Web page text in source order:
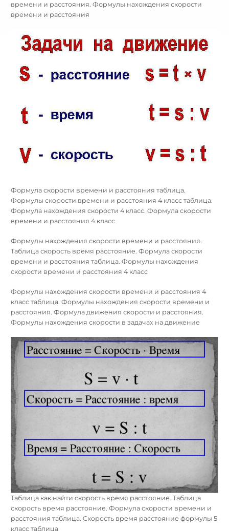
времени и расстояния. Формулы нахождения скорости
времени и расстояния
Формула скорости времени и расстояния таблица.
Формулы скорости времени и расстояния 4 класс таблица.
Формула нахождения скорости 4 класс. Формула скорости
времени и расстояния 4 класс
Формулы нахождения скорости времени и расстояния.
Таблица скорость время расстояние. Формула скорости
времени и расстояния таблица. Формулы нахождения
скорости времени и расстояния 4 класс
Формулы нахождения скорости времени и расстояния 4
класс таблица. Формулы нахождения скорости времени и
расстояния. Формула движения скорости и расстояния.
Формулы нахождения скорости в задачах на движение
Таблица как найти скорость время расстояние. Таблица
скорость время расстояние. Формула скорости времени и
расстояния таблица. Скорость время расстояние формулы 5
класс таблица